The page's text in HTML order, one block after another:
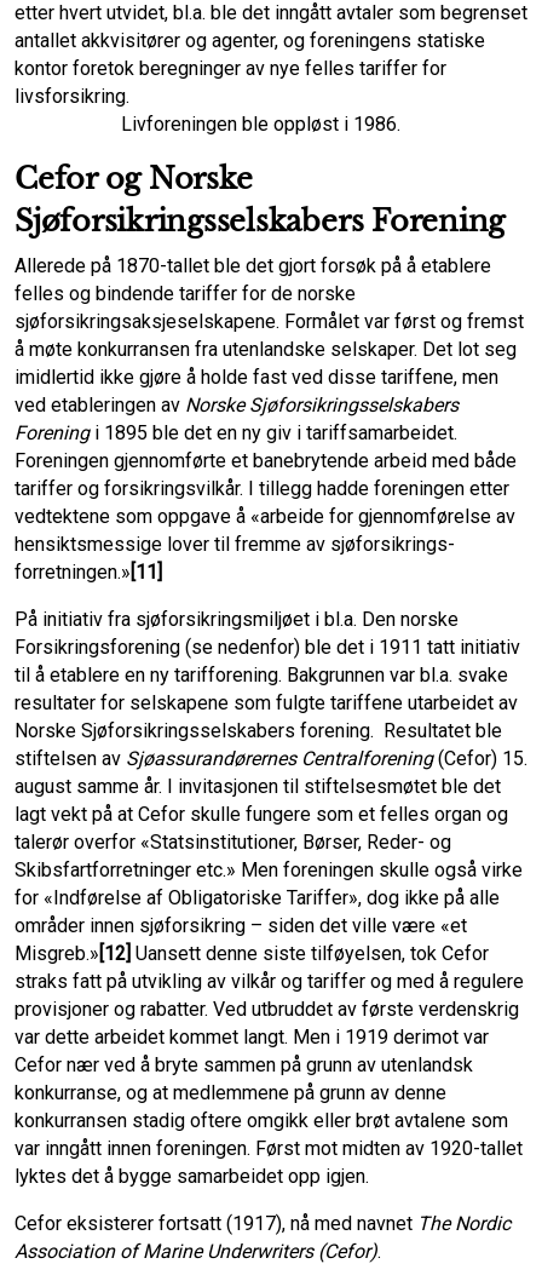
etter hvert utvidet, bl.a. ble det inngått avtaler som begrenset
antallet akkvisitører og agenter, og foreningens statiske
kontor foretok beregninger av nye felles tariffer for
livsforsikring.
Livforeningen ble oppløst i 1986.
Cefor og Norske
Sjøforsikringsselskabers Forening
Allerede på 1870-tallet ble det gjort forsøk på å etablere
felles og bindende tariffer for de norske
sjøforsikringsaksjeselskapene. Formålet var først og fremst
å møte konkurransen fra utenlandske selskaper. Det lot seg
imidlertid ikke gjøre å holde fast ved disse tariffene, men
ved etableringen av Norske Sjøforsikringsselskabers
Foreningi 1895 ble det en ny giv i tariffsamarbeidet.
Foreningen gjennomførte et banebrytende arbeid med både
tariffer og forsikringsvilkår. I tillegg hadde foreningen etter
vedtektene som oppgave å «arbeide for gjennomførelse av
hensiktsmessige lover til fremme av sjøforsikrings­
forretningen.» [11]
På initiativ fra sjøforsikringsmiljøet i bl.a. Den norske
Forsikringsforening (se nedenfor) ble det i 1911 tatt initiativ
til å etablere en ny tarifforening. Bakgrunnen var bl.a. svake
resultater for selskapene som fulgte tariffene utarbeidet av
Norske Sjøforsikrings­selskabers forening. Resultatet ble
stiftelsen av Sjøassurandørernes Centralforening(Cefor) 15.
august samme år. I invitasjonen til stiftelsesmøtet ble det
lagt vekt på at Cefor skulle fungere som et felles organ og
talerør overfor «Statsinstitutioner, Børser, Reder- og
Skibsfartforretninger etc.» Men foreningen skulle også virke
for «Indførelse af Obligatoriske Tariffer», dog ikke på alle
områder innen sjøforsikring – siden det ville være «et
Misgreb.» [12] Uansett denne siste tilføyelsen, tok Cefor
straks fatt på utvikling av vilkår og tariffer og med å regulere
provisjoner og rabatter. Ved utbruddet av første verdenskrig
var dette arbeidet kommet langt. Men i 1919 derimot var
Cefor nær ved å bryte sammen på grunn av utenlandsk
konkurranse, og at medlemmene på grunn av denne
konkurransen stadig oftere omgikk eller brøt avtalene som
var inngått innen foreningen. Først mot midten av 1920-tallet
lyktes det å bygge samarbeidet opp igjen.
Cefor eksisterer fortsatt (1917), nå med navnet The Nordic
Association of Marine Underwriters (Cefor).